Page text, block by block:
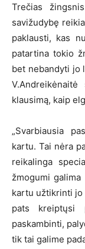
Trečias
savižudybę
paklausti, kas
patartina tokio
bet nebandyti jo
klausimą, kaip
„Svarbiausia
kartu. Tai nėra
reikalinga
žmogumi
kartu užtikrinti jo
pats kreiptųsi
paskambinti,
tik tai galime